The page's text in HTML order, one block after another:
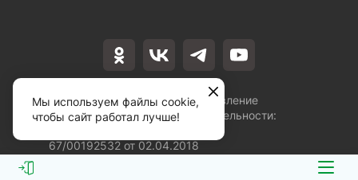
Лицензия на осуществление
образовательной деятельности:
67/00192532 от 02.04.2018
Мы используем файлы cookie,
чтобы сайт работал лучше!